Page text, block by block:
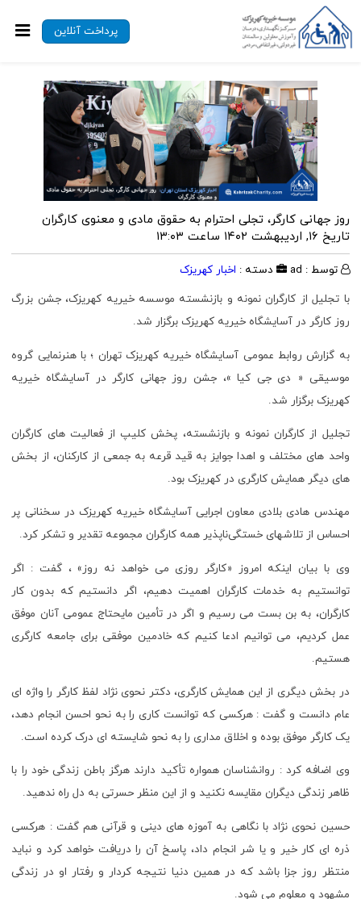
پرداخت آنلاین
روز جهانی کارگر، تجلی احترام به حقوق مادی و معنوی کارگران
تاریخ ۱۶, اردیبهشت ۱۴۰۲ ساعت ۱۳:۰۳
توسط : ad دسته : اخبار کهریزک
با تجلیل از کارگران نمونه و بازنشسته موسسه خیریه کهریزک، جشن بزرگ
روز کارگر در آسایشگاه خیریه کهریزک برگزار شد.
به گزارش روابط عمومی آسایشگاه خیریه کهریزک تهران ؛ با هنرنمایی گروه
موسیقی « دی جی کیا »، جشن روز جهانی کارگر در آسایشگاه خیریه
کهریزک برگزار شد.
تجلیل از کارگران نمونه و بازنشسته، پخش کلیپ از فعالیت های کارگران
واحد های مختلف و اهدا جوایز به قید قرعه به جمعی از کارکنان، از بخش
های دیگر همایش کارگری در کهریزک بود.
مهندس هادی بلادی معاون اجرایی آسایشگاه خیریه کهریزک در سخنانی پر
احساس از تلاشهای خستگی‌ناپذیر همه کارگران مجموعه تقدیر و تشکر کرد.
وی با بیان اینکه امروز «کارگر روزی می خواهد نه روز» ، گفت : اگر
توانستیم به خدمات کارگران اهمیت دهیم، اگر دانستیم که بدون کار
کارگران، به بن بست می رسیم و اگر در تأمین مایحتاج عمومی آنان موفق
عمل کردیم، می توانیم ادعا کنیم که خادمین موفقی برای جامعه کارگری
هستیم.
در بخش دیگری از این همایش کارگری، دکتر نحوی نژاد لفظ کارگر را واژه ای
عام دانست و گفت : هرکسی که توانست کاری را به نحو احسن انجام دهد،
یک کارگر موفق بوده و اخلاق مداری را به نحو شایسته ای درک کرده است.
وی اضافه کرد : روانشناسان همواره تأکید دارند هرگز باطن زندگی خود را با
ظاهر زندگی دیگران مقایسه نکنید و از این منظر حسرتی به دل راه ندهید.
حسین نحوی نژاد با نگاهی به آموزه های دینی و قرآنی هم گفت : هرکسی
ذره ای کار خیر و یا شر انجام داد، پاسخ آن را دریافت خواهد کرد و نباید
منتظر روز جزا باشد که در همین دنیا نتیجه کردار و رفتار او در زندگی
مشهود و معلوم می شود.